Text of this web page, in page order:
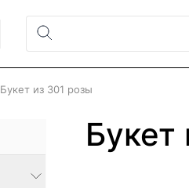
Букет из 301 розы
Букет